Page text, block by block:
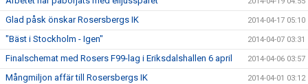
Glad påsk önskar Rosersbergs IK 2014-04-17 05:10
"Bäst i Stockholm - Igen" 2014-04-07 03:31
Finalschemat med Rosers F99-lag i Eriksdalshallen 6 april 2014-04-06 03:57
Mångmiljon affär till Rosersbergs IK 2014-04-01 03:12